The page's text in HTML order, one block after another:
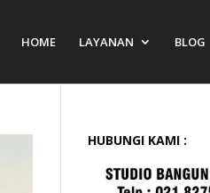
HOME LAYANAN BLOG
HUBUNGI KAMI :